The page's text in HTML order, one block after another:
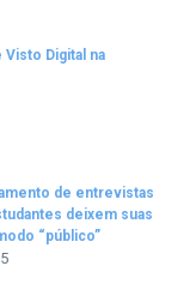
Digital na
de entrevistas
deixem suas
“público”